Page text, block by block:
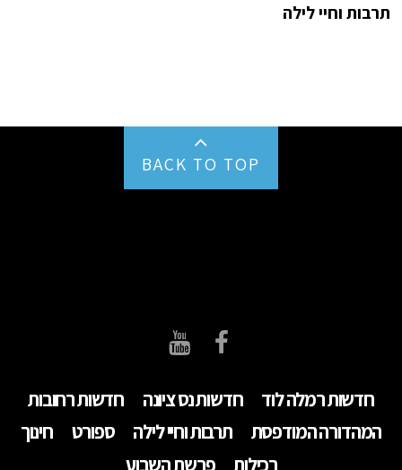
תרבות וחיי לילה
BACK TO TOP
חדשות רמלה לוד חדשות נס ציונה
חדשות רחובות
המהדורה המודפסת
תרבות וחיי לילה ספורט
חינוך
רכילות
פרשת השבוע